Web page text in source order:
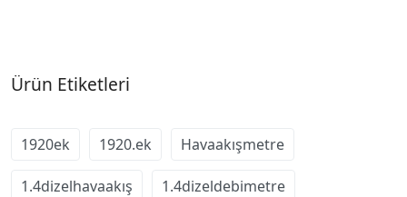
Ürün Etiketleri
1920ek 1920.ek Havaakışmetre
1.4dizelhavaakış 1.4dizeldebimetre